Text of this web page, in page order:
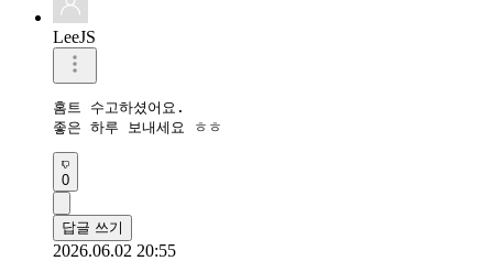
LeeJS
홈트 수고하셨어요.
좋은 하루 보내세요 ㅎㅎ
0
답글 쓰기
2026.06.02 20:55